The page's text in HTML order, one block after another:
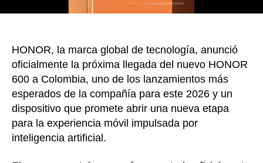
HONOR, la marca global de tecnología, anunció
oficialmente la próxima llegada del nuevo HONOR
600 a Colombia, uno de los lanzamientos más
esperados de la compañía para este 2026 y un
dispositivo que promete abrir una nueva etapa
para la experiencia móvil impulsada por
inteligencia artificial.